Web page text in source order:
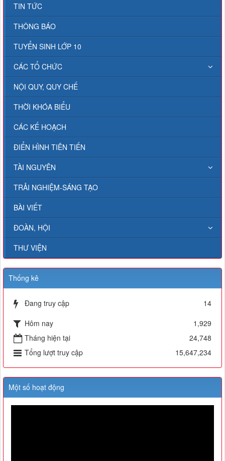
TIN TỨC
THÔNG BÁO
TUYỂN SINH LỚP 10
CÁC TỔ CHỨC
NỘI QUY, QUY CHẾ
THỜI KHÓA BIỂU
CÁC KẾ HOẠCH
ĐIỂN HÌNH TIÊN TIẾN
TÀI NGUYÊN
TRẢI NGHIỆM-SÁNG TẠO
BÀI VIẾT
ĐOÀN, HỘI
THƯ VIỆN
Thống kê
Đang truy cập
14
Hôm nay
1,929
Tháng hiện tại
24,748
Tổng lượt truy cập
15,647,234
Một số hoạt động